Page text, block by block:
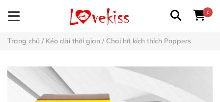
0
Trang chủ / Kéo dài thời gian / Chai hít kích thích Poppers